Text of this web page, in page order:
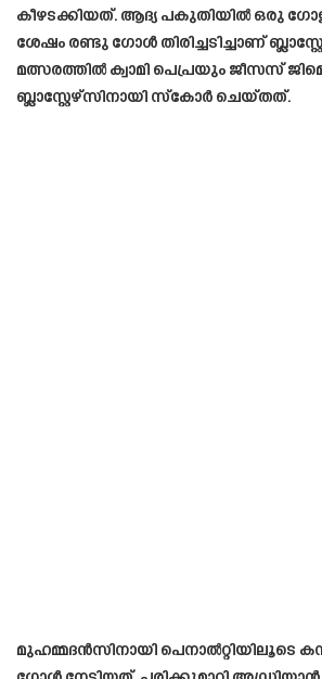
കീഴടക്കിയത്. ആദ്യ പകുതിയില്‍ ഒരു
ശേഷം രണ്ടു ഗോള്‍ തിരിച്ചടിച്ചാണ്
മത്സരത്തിൽ ക്വാമി പെപ്രയും ജീസസ്
ബ്ലാസ്റ്റേഴ്സിനായി സ്‌കോര്‍ ചെയ്തത്.
മുഹമ്മദന്‍സിനായി